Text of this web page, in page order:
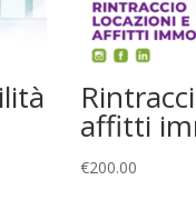
affitti
€200.00